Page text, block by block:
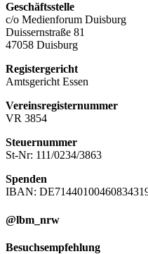
Geschäftsstelle
c/o Medienforum Duisburg
Duissernstraße 81
47058 Duisburg
Registergericht
Amtsgericht Essen
Vereinsregisternummer
VR 3854
Steuernummer
St-Nr: 111/0234/3863
Spenden
IBAN:
@lbm_nrw
Besuchsempfehlung